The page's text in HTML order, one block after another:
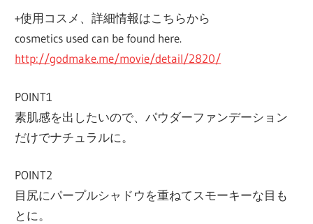
+使用コスメ、詳細情報はこちらから
cosmetics used can be found here.
http://godmake.me/movie/detail/2820/
POINT1
素肌感を出したいので、パウダーファンデーション
だけでナチュラルに。
POINT2
目尻にパープルシャドウを重ねてスモーキーな目も
とに。